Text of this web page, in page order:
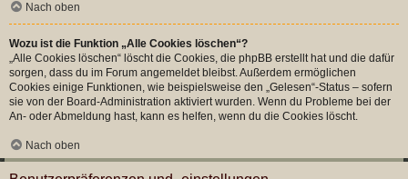
Nach oben
Wozu ist die Funktion „Alle Cookies löschen“?
„Alle Cookies löschen“ löscht die Cookies, die phpBB erstellt hat und die dafür
sorgen, dass du im Forum angemeldet bleibst. Außerdem ermöglichen
Cookies einige Funktionen, wie beispielsweise den „Gelesen“-Status – sofern
sie von der Board-Administration aktiviert wurden. Wenn du Probleme bei der
An- oder Abmeldung hast, kann es helfen, wenn du die Cookies löscht.
Nach oben